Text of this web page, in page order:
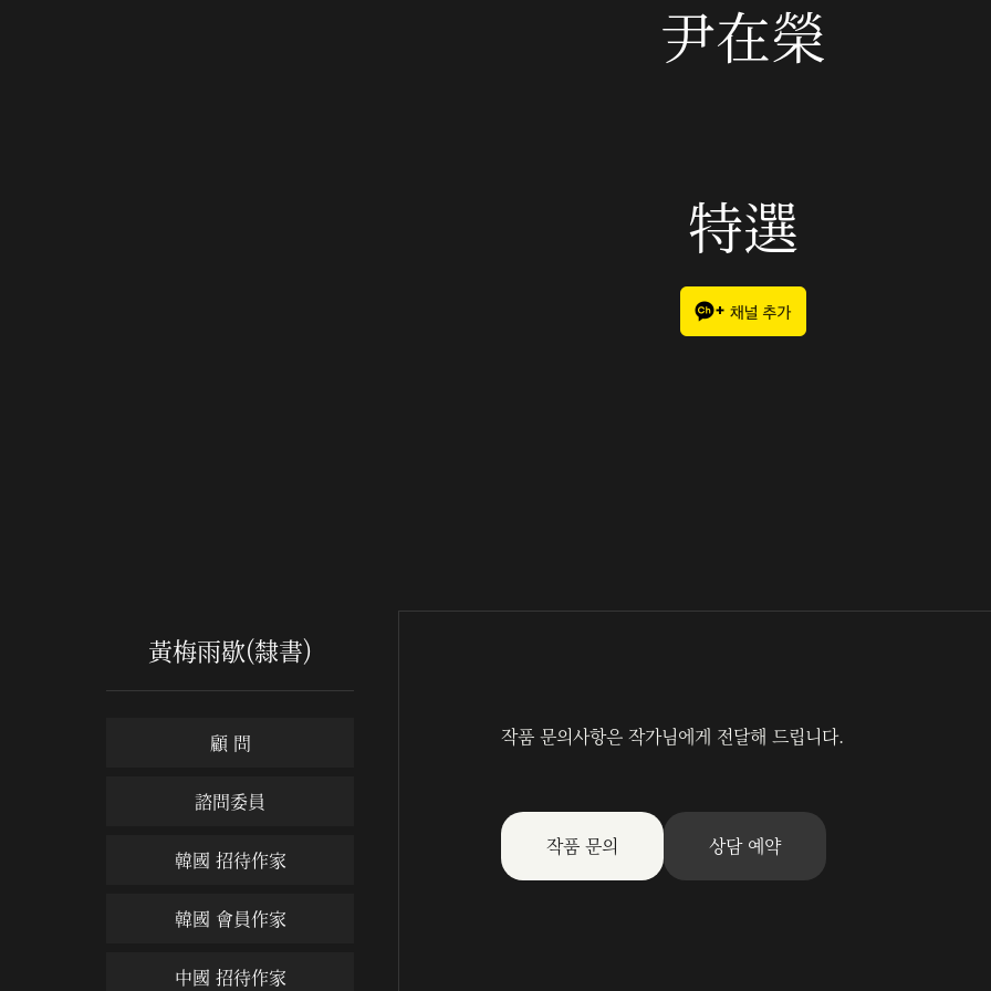
尹在榮
特選
黃梅雨歇(隸書)
顧 問
諮問委員
韓國 招待作家
韓國 會員作家
中國 招待作家
작품 문의사항은 작가님에게 전달해 드립니다.
작품 문의 상담 예약